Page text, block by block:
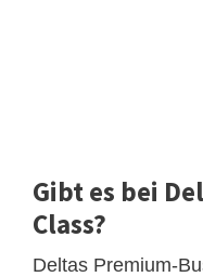
Gibt es bei
Class?
Deltas Premium-